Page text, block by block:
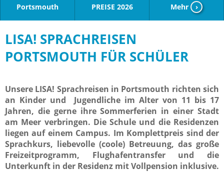
Portsmouth PREISE 2026 Mehr ›
LISA! SPRACHREISEN
PORTSMOUTH FÜR SCHÜLER
Unsere LISA! Sprachreisen in Portsmouth richten sich
an Kinder und Jugendliche im Alter von 11 bis 17
Jahren, die gerne ihre Sommerferien in einer Stadt
am Meer verbringen. Die Schule und die Residenzen
liegen auf einem Campus. Im Komplettpreis sind der
Sprachkurs, liebevolle (coole) Betreuung, das große
Freizeitprogramm, Flughafentransfer und die
Unterkunft in der Residenz mit Vollpension inklusive.